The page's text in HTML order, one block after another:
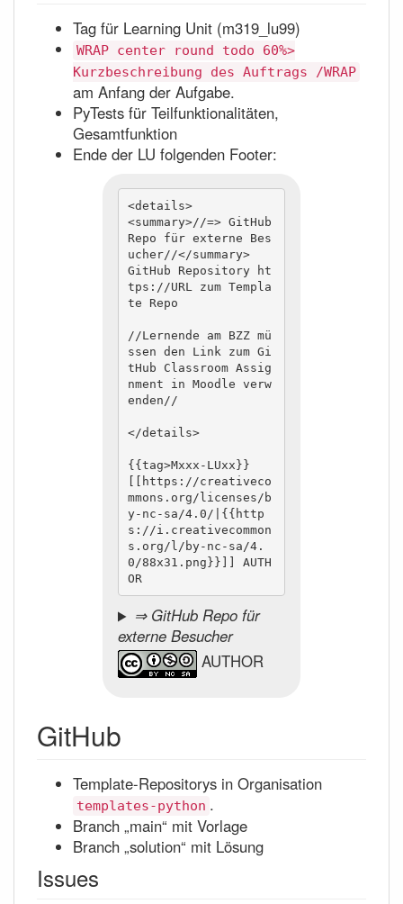
Tag für Learning Unit (m319_lu99)
WRAP center round todo 60%>
Kurzbeschreibung des Auftrags /WRAP
am Anfang der Aufgabe.
PyTests für Teilfunktionalitäten,
Gesamtfunktion
Ende der LU folgenden Footer:
<details>
<summary>//=> GitHub
Repo für externe Bes
ucher//</summary>
GitHub Repository ht
tps://URL zum Templa
te Repo
//Lernende am BZZ mü
ssen den Link zum Gi
tHub Classroom Assig
nment in Moodle verw
enden//
</details>
{{tag>Mxxx-LUxx}}
[[https://creativeco
mmons.org/licenses/b
y-nc-sa/4.0/|{{http
s://i.creativecommon
s.org/l/by-nc-sa/4.
0/88x31.png}}]] AUTH
OR
⇒ GitHub Repo für
externe Besucher
AUTHOR
GitHub
Template-Repositorys in Organisation
templates-python .
Branch „main“ mit Vorlage
Branch „solution“ mit Lösung
Issues